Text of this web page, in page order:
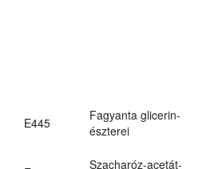
E445
Fagyanta glicerin-
észterei
Szacharóz-acetát-